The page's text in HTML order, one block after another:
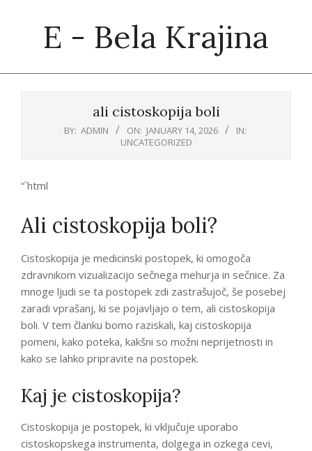
E - Bela Krajina
ali cistoskopija boli
BY: ADMIN ON: JANUARY 14, 2026
IN:
UNCATEGORIZED
“`html
Ali cistoskopija boli?
Cistoskopija je medicinski postopek, ki omogoča
zdravnikom vizualizacijo sečnega mehurja in sečnice. Za
mnoge ljudi se ta postopek zdi zastrašujoč, še posebej
zaradi vprašanj, ki se pojavljajo o tem, ali cistoskopija
boli. V tem članku bomo raziskali, kaj cistoskopija
pomeni, kako poteka, kakšni so možni neprijetnosti in
kako se lahko pripravite na postopek.
Kaj je cistoskopija?
Cistoskopija je postopek, ki vključuje uporabo
cistoskopskega instrumenta, dolgega in ozkega cevi,